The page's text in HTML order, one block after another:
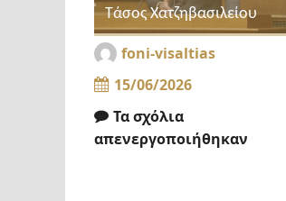
Τάσος Χατζηβασιλείου
foni-visaltias
15/06/2026
Τα σχόλια
απενεργοποιήθηκαν